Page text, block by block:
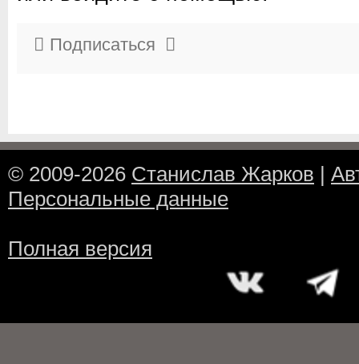
Подписаться
© 2009-2026 Станислав Жарков |
Персональные данные
Полная версия